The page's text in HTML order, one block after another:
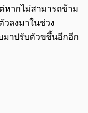
หากไม่สามารถข้าม
ลงมาในช่วง
มาปรับตัวขชึ้นอีกอีก